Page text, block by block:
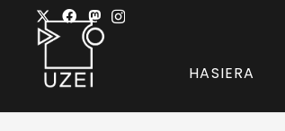
HASIERA